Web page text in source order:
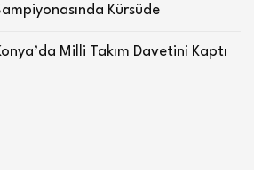
Kürsüde
Milli Takım Davetini Kaptı